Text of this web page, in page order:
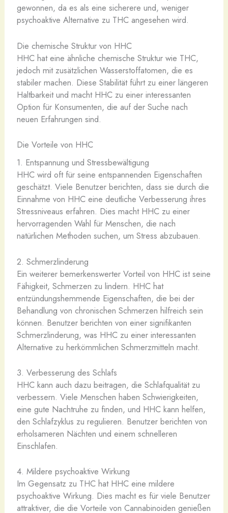
gewonnen, da es als eine sicherere und, weniger
psychoaktive Alternative zu THC angesehen wird.
Die chemische Struktur von HHC
HHC hat eine ähnliche chemische Struktur wie THC,
jedoch mit zusätzlichen Wasserstoffatomen, die es
stabiler machen. Diese Stabilität führt zu einer längeren
Haltbarkeit und macht HHC zu einer interessanten
Option für Konsumenten, die auf der Suche nach
neuen Erfahrungen sind.
Die Vorteile von HHC
1. Entspannung und Stressbewältigung
HHC wird oft für seine entspannenden Eigenschaften
geschätzt. Viele Benutzer berichten, dass sie durch die
Einnahme von HHC eine deutliche Verbesserung ihres
Stressniveaus erfahren. Dies macht HHC zu einer
hervorragenden Wahl für Menschen, die nach
natürlichen Methoden suchen, um Stress abzubauen.
2. Schmerzlinderung
Ein weiterer bemerkenswerter Vorteil von HHC ist seine
Fähigkeit, Schmerzen zu lindern. HHC hat
entzündungshemmende Eigenschaften, die bei der
Behandlung von chronischen Schmerzen hilfreich sein
können. Benutzer berichten von einer signifikanten
Schmerzlinderung, was HHC zu einer interessanten
Alternative zu herkömmlichen Schmerzmitteln macht.
3. Verbesserung des Schlafs
HHC kann auch dazu beitragen, die Schlafqualität zu
verbessern. Viele Menschen haben Schwierigkeiten,
eine gute Nachtruhe zu finden, und HHC kann helfen,
den Schlafzyklus zu regulieren. Benutzer berichten von
erholsameren Nächten und einem schnelleren
Einschlafen.
4. Mildere psychoaktive Wirkung
Im Gegensatz zu THC hat HHC eine mildere
psychoaktive Wirkung. Dies macht es für viele Benutzer
attraktiver, die die Vorteile von Cannabinoiden genießen